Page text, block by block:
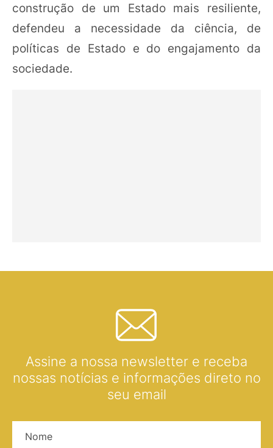
construção de um Estado mais resiliente,
defendeu a necessidade da ciência, de
políticas de Estado e do engajamento da
sociedade.
Assine a nossa newsletter e receba
nossas notícias e informações direto no
seu email